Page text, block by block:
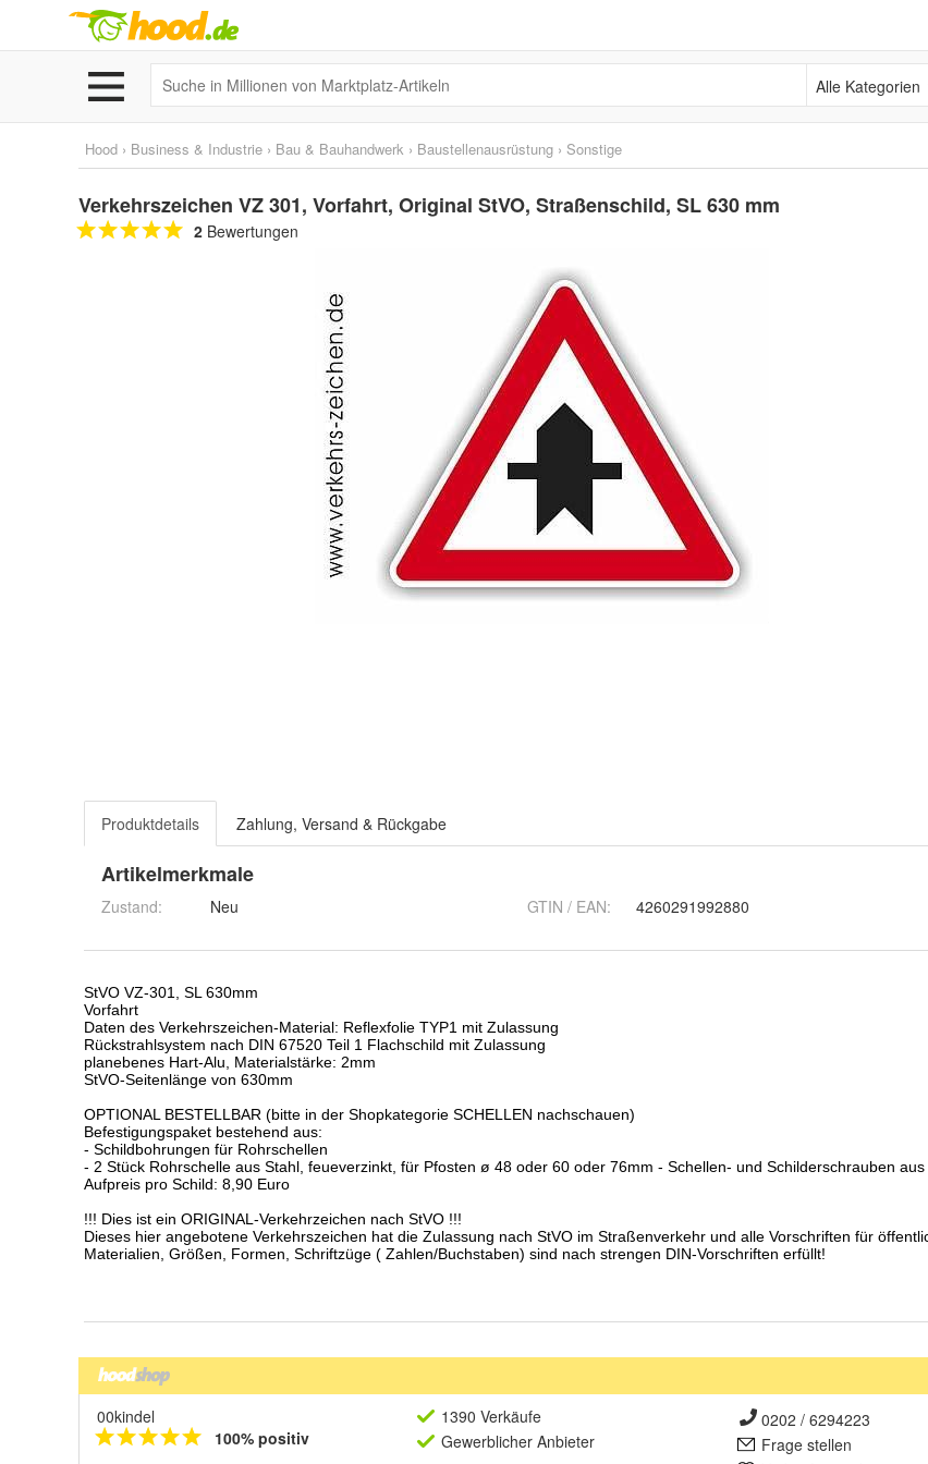
Alle Kategorien
Hood › Business & Industrie › Bau & Bauhandwerk › Baustellenausrüstung › Sonstige
Verkehrszeichen VZ 301, Vorfahrt, Original StVO, Straßenschild, SL 630 mm
2 Bewertungen
Produktdetails Zahlung, Versand & Rückgabe
Artikelmerkmale
Zustand: Neu GTIN / EAN: 4260291992880
00kindel
100% positiv
1390 Verkäufe
Gewerblicher Anbieter
0202 / 6294223
Frage stellen